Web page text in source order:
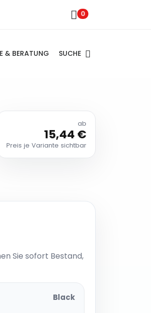
0
& BERATUNG SUCHE
ab
15,44 €
Preis je Variante sichtbar
Sie sofort Bestand,
Black